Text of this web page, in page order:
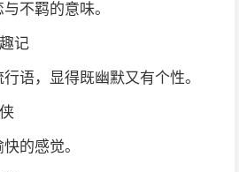
不羁的意味。
记
语，显得既幽默又有个性。
的感觉。